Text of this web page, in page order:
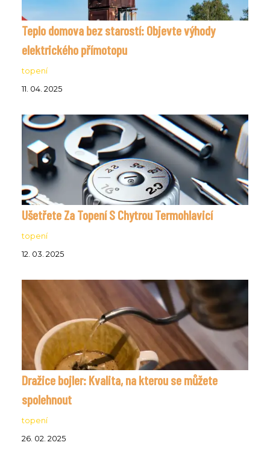
Teplo domova bez starostí: Objevte výhody
elektrického přímotopu
topení
11. 04. 2025
Ušetřete Za Topení S Chytrou Termohlavicí
topení
12. 03. 2025
Dražice bojler: Kvalita, na kterou se můžete
spolehnout
topení
26. 02. 2025